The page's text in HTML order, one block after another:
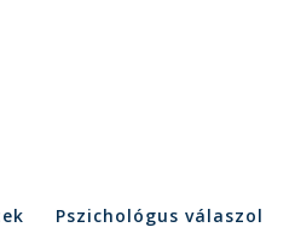
Pszichológus válaszol